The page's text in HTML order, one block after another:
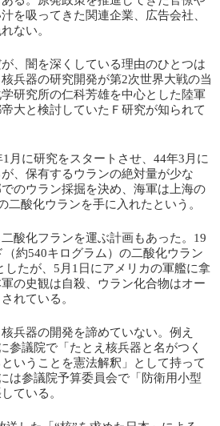
を吸ってきた関連企業、広告会社、
ない。
、闇を深くしている理由のひとつは
兵器の研究開発が第2次世界大戦の当
研究所の仁科芳雄を中心とした陸軍
大と検討していたＦ研究が知られて
月に研究をスタートさせ、44年3月に
、保有するウランの絶対量が少な
のウラン採掘を決め、海軍は上海の
二酸化ウランを手に入れたという。
酸化フランを運ぶ計画もあった。19
約540キログラム）の二酸化ウラン
したが、5月1日にアメリカの軍艦に拿
の史観は自殺、ウラン化合物はオー
れている。
兵器の開発を諦めていない。例え
参議院で「たとえ核兵器と名がつく
いうことを憲法解釈」として持って
は参議院予算委員会で「防衛用小型
ている。